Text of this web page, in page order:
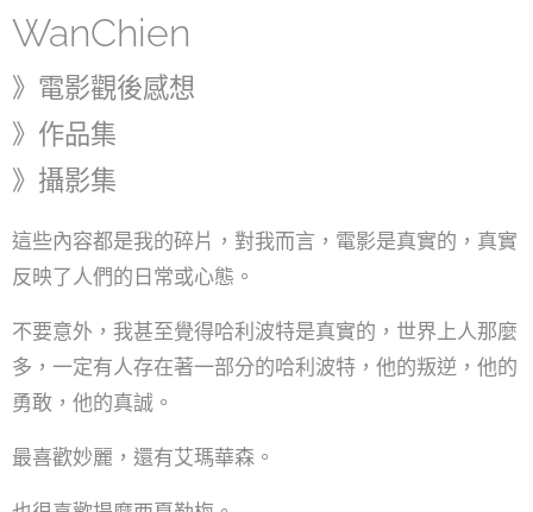
WanChien
》電影觀後感想
》作品集
》攝影集
這些內容都是我的碎片，對我而言，電影是真實的，真實
反映了人們的日常或心態。
不要意外，我甚至覺得哈利波特是真實的，世界上人那麼
多，一定有人存在著一部分的哈利波特，他的叛逆，他的
勇敢，他的真誠。
最喜歡妙麗，還有艾瑪華森。